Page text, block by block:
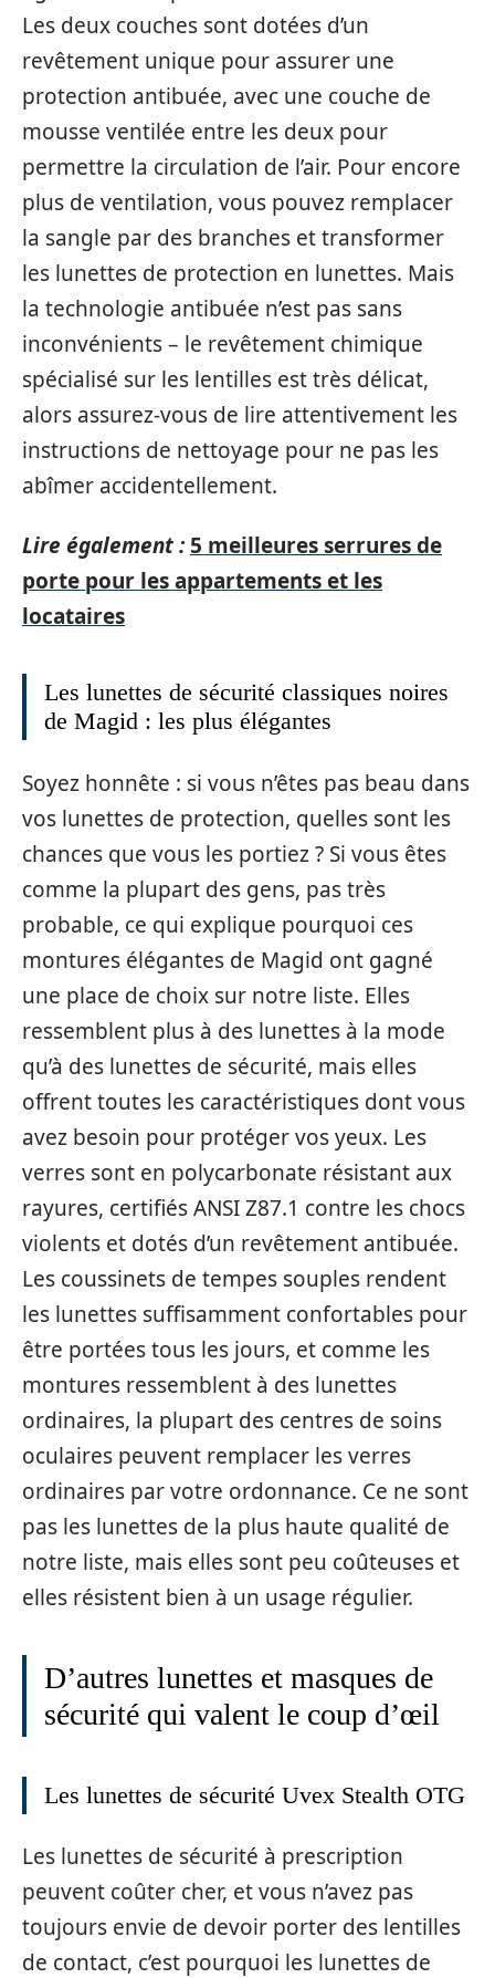
Les deux couches sont dotées d’un
revêtement unique pour assurer une
protection antibuée, avec une couche de
mousse ventilée entre les deux pour
permettre la circulation de l’air. Pour encore
plus de ventilation, vous pouvez remplacer
la sangle par des branches et transformer
les lunettes de protection en lunettes. Mais
la technologie antibuée n’est pas sans
inconvénients – le revêtement chimique
spécialisé sur les lentilles est très délicat,
alors assurez-vous de lire attentivement les
instructions de nettoyage pour ne pas les
abîmer accidentellement.
Lire également : 5 meilleures serrures de
porte pour les appartements et les
locataires
Les lunettes de sécurité classiques noires
de Magid : les plus élégantes
Soyez honnête : si vous n’êtes pas beau dans
vos lunettes de protection, quelles sont les
chances que vous les portiez ? Si vous êtes
comme la plupart des gens, pas très
probable, ce qui explique pourquoi ces
montures élégantes de Magid ont gagné
une place de choix sur notre liste. Elles
ressemblent plus à des lunettes à la mode
qu’à des lunettes de sécurité, mais elles
offrent toutes les caractéristiques dont vous
avez besoin pour protéger vos yeux. Les
verres sont en polycarbonate résistant aux
rayures, certifiés ANSI Z87.1 contre les chocs
violents et dotés d’un revêtement antibuée.
Les coussinets de tempes souples rendent
les lunettes suffisamment confortables pour
être portées tous les jours, et comme les
montures ressemblent à des lunettes
ordinaires, la plupart des centres de soins
oculaires peuvent remplacer les verres
ordinaires par votre ordonnance. Ce ne sont
pas les lunettes de la plus haute qualité de
notre liste, mais elles sont peu coûteuses et
elles résistent bien à un usage régulier.
D’autres lunettes et masques de
sécurité qui valent le coup d’œil
Les lunettes de sécurité Uvex Stealth OTG
Les lunettes de sécurité à prescription
peuvent coûter cher, et vous n’avez pas
toujours envie de devoir porter des lentilles
de contact, c’est pourquoi les lunettes de